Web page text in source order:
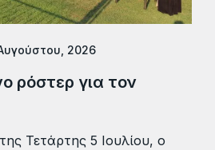
2026
ρόστερ για τον
Τετάρτης 5 Ιουλίου, ο